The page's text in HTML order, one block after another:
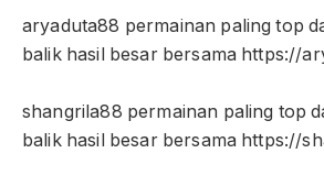
aryaduta88 permainan paling top
balik hasil besar bersama https://
shangrila88 permainan paling top
balik hasil besar bersama https://